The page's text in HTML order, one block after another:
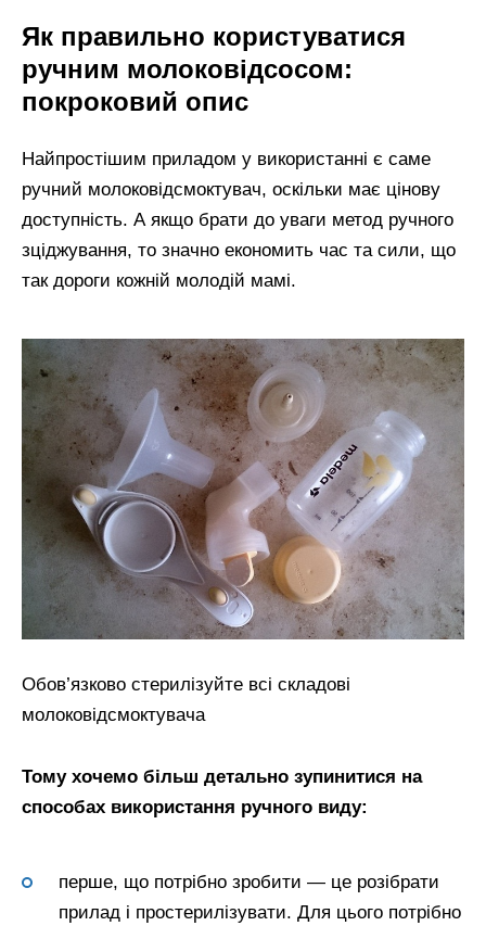
Як правильно користуватися
ручним молоковідсосом:
покроковий опис
Найпростішим приладом у використанні є саме
ручний молоковідсмоктувач, оскільки має цінову
доступність. А якщо брати до уваги метод ручного
зціджування, то значно економить час та сили, що
так дороги кожній молодій мамі.
Обов’язково стерилізуйте всі складові
молоковідсмоктувача
Тому хочемо більш детально зупинитися на
способах використання ручного виду:
перше, що потрібно зробити — це розібрати
прилад і простерилізувати. Для цього потрібно